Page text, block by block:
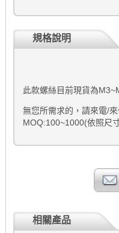
規格說明
此款螺絲目前現貨為
無您所需求的，請來電/來
MOQ:100~1000(依照尺
相關產品